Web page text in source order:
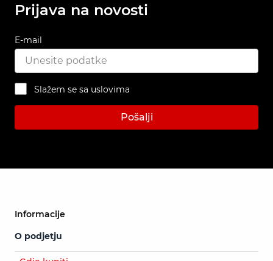
Prijava na novosti
E-mail
Slažem se sa uslovima
Pošalji
Informacije
O podjetju